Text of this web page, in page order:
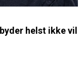
helst ikke vil